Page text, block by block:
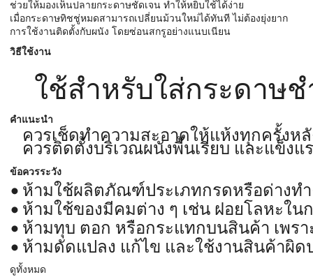
ช่วยให้มองเห็นปลายกระดาษชัดเจน ทำให้หยิบใช้ได้ง่าย
เมื่อกระดาษทิชชู่หมดสามารถเปลี่ยนม้วนใหม่ได้ทันที ไม่ต้องยุ่งยาก
การใช้งานติดตั้งกับผนัง โดยซ่อนสกรูอย่างแนบเนียน
วิธีใช้งาน
ใช้สำหรับใส่กระดาษ
คำแนะนำ
ควรเช็ดทำความสะอาดให้แห้งทุกครั้งห
ควรติดตั้งบริเวณผนังพื้นเรียบ และแข็งแ
ข้อควรระวัง
ห้ามใช้ผลิตภัณฑ์ประเภทกรดหรือด่างทำ
ห้ามใช้ของมีคมต่าง ๆ เช่น ฝอยโลหะใน
ห้ามทุบ ตอก หรือกระแทกบนสินค้า เพร
ห้ามดัดแปลง แก้ไข และใช้งานสินค้าผิด
ดูทั้งหมด